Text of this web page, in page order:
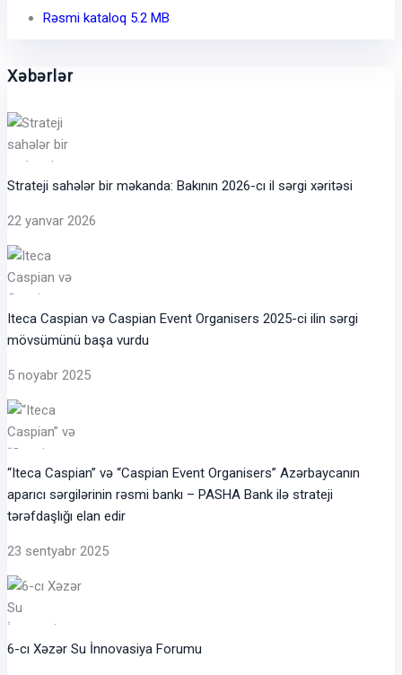
Rəsmi kataloq 5.2 MB
Xəbərlər
Strateji sahələr bir məkanda: Bakının 2026-cı il sərgi xəritəsi
22 yanvar 2026
Iteca Caspian və Caspian Event Organisers 2025-ci ilin sərgi
mövsümünü başa vurdu
5 noyabr 2025
“Iteca Caspian” və “Caspian Event Organisers” Azərbaycanın
aparıcı sərgilərinin rəsmi bankı – PASHA Bank ilə strateji
tərəfdaşlığı elan edir
23 sentyabr 2025
6-cı Xəzər Su İnnovasiya Forumu